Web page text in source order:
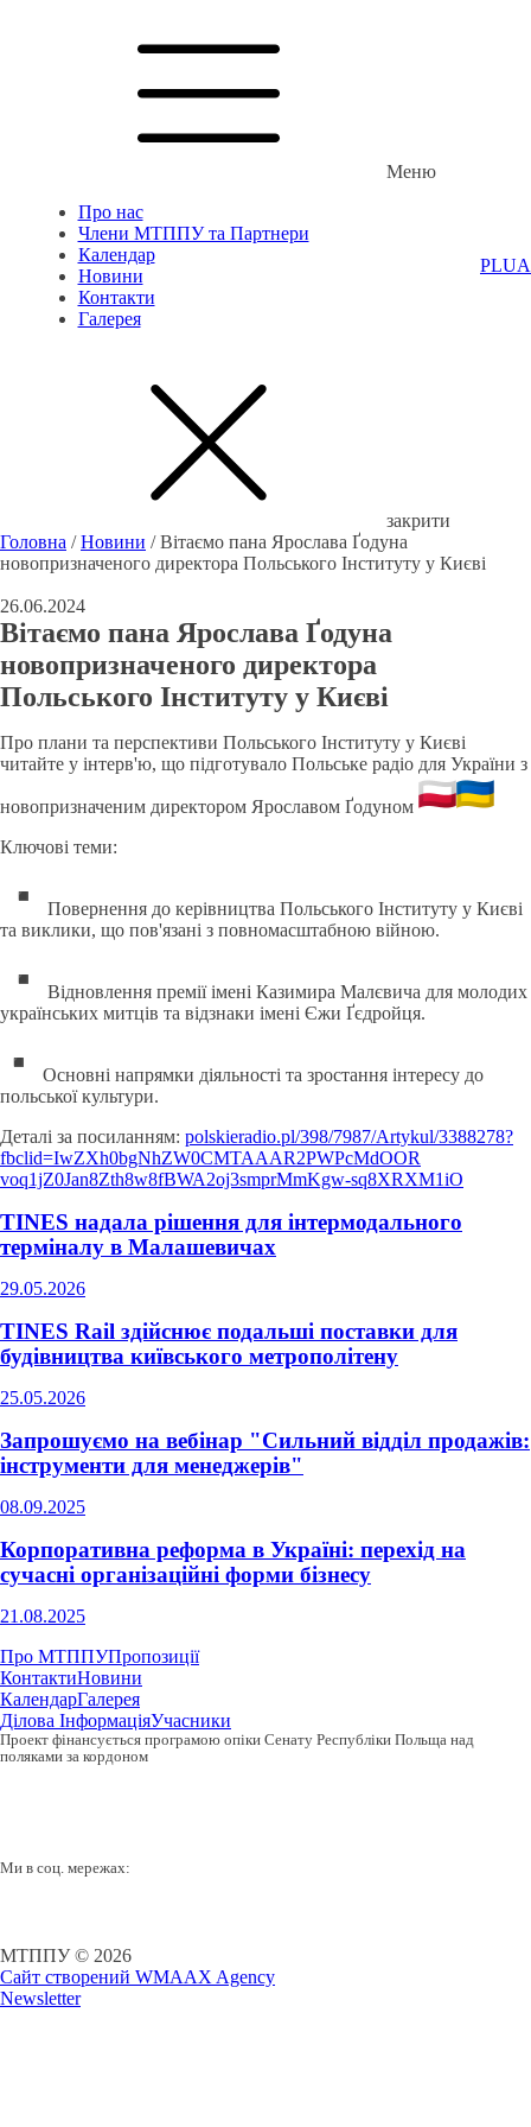
Меню
Про нас
Члени МТППУ та Партнери
Календар
Новини
Контакти
Галерея
закрити
PLUA
Головна / Новини / Вітаємо пана Ярослава Ґодуна
новопризначеного директора Польського Інституту у Києві
26.06.2024
Вітаємо пана Ярослава Ґодуна
новопризначеного директора
Польського Інституту у Києві
Про плани та перспективи Польського Інституту у Києві
читайте у інтерв'ю, що підготувало Польське радіо для України з
новопризначеним директором Ярославом Ґодуном
Ключові теми:
Повернення до керівництва Польського Інституту у Києві
та виклики, що пов'язані з повномасштабною війною.
Відновлення премії імені Казимира Малєвича для молодих
українських митців та відзнаки імені Єжи Ґєдройця.
Основні напрямки діяльності та зростання інтересу до
польської культури.
Деталі за посиланням: polskieradio.pl/398/7987/Artykul/3388278?
fbclid=IwZXh0bgNhZW0CMTAAAR2PWPcMdOOR
voq1jZ0Jan8Zth8w8fBWA2oj3smprMmKgw-sq8XRXM1iO
TINES надала рішення для інтермодального
терміналу в Малашевичах
29.05.2026
TINES Rail здійснює подальші поставки для
будівництва київського метрополітену
25.05.2026
Запрошуємо на вебінар "Сильний відділ продажів:
інструменти для менеджерів"
08.09.2025
Корпоративна реформа в Україні: перехід на
сучасні організаційні форми бізнесу
21.08.2025
Про МТППУПропозиції
КонтактиНовини
КалендарГалерея
Ділова ІнформаціяУчасники
Проект фінансується програмою опіки Сенату Республіки Польща над
поляками за кордоном
Ми в соц. мережах:
МТППУ © 2026
Сайт створений WMAAX Agency
Newsletter